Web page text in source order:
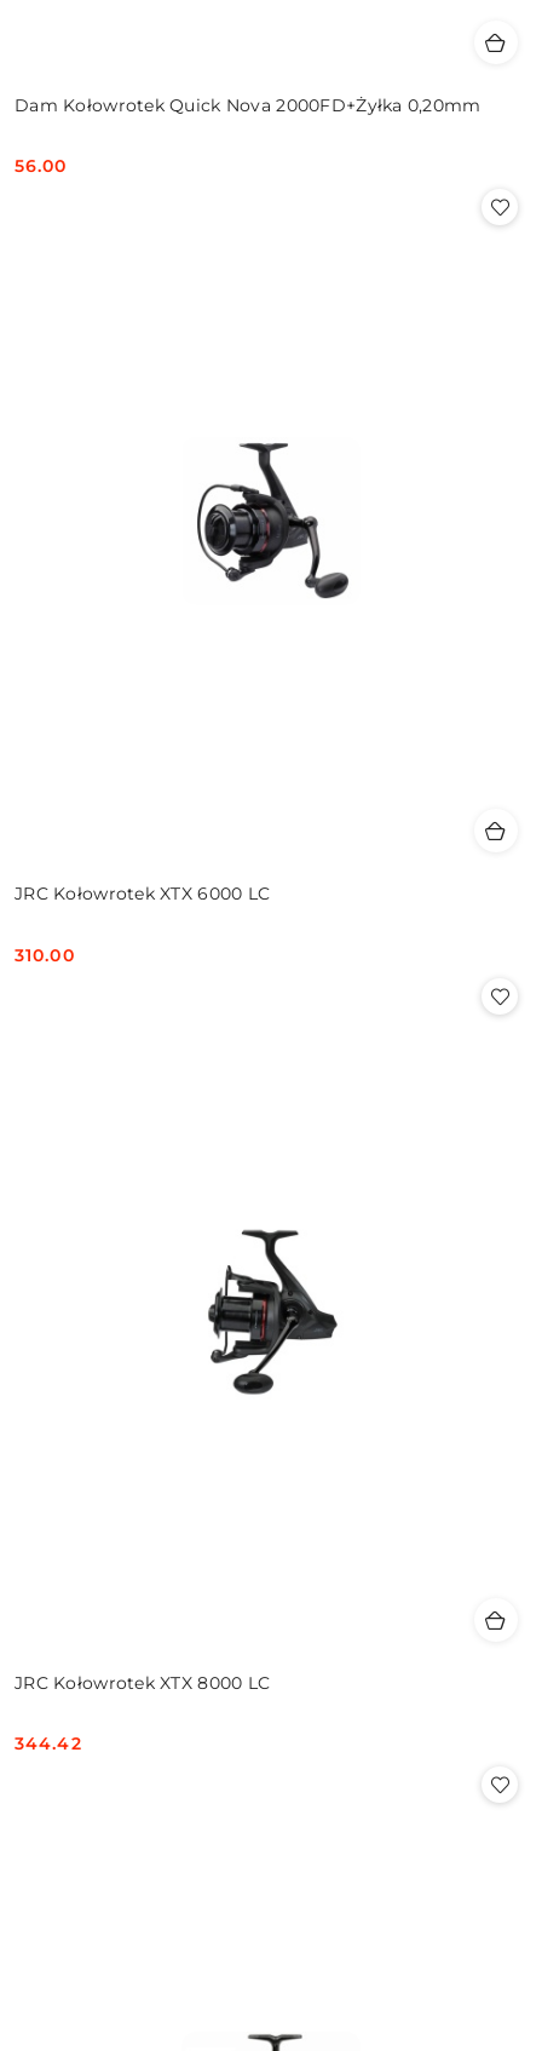
Dam Kołowrotek Quick Nova 2000FD+Żyłka 0,20mm
Cena:
56.00
JRC Kołowrotek XTX 6000 LC
Cena:
310.00
JRC Kołowrotek XTX 8000 LC
Cena:
344.42